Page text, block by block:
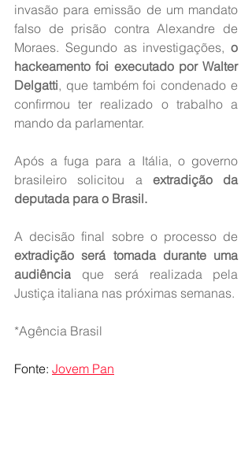
invasão para emissão de um mandato
falso de prisão contra Alexandre de
Moraes. Segundo as investigações, o
hackeamento foi executado por Walter
Delgatti, que também foi condenado e
confirmou ter realizado o trabalho a
mando da parlamentar.
Após a fuga para a Itália, o governo
brasileiro solicitou a extradição da
deputada para o Brasil.
A decisão final sobre o processo de
extradição será tomada durante uma
audiência que será realizada pela
Justiça italiana nas próximas semanas.
*Agência Brasil
Fonte: Jovem Pan